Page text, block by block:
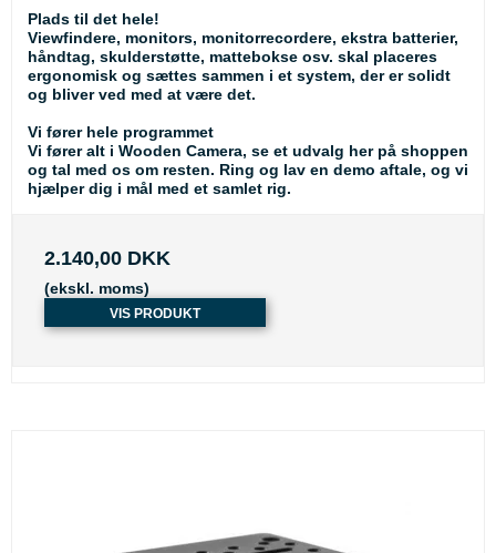
Plads til det hele!
Viewfindere, monitors, monitorrecordere, ekstra batterier,
håndtag, skulderstøtte, mattebokse osv. skal placeres
ergonomisk og sættes sammen i et system, der er solidt
og bliver ved med at være det.
Vi fører hele programmet
Vi fører alt i Wooden Camera, se et udvalg her på shoppen
og tal med os om resten. Ring og lav en demo aftale, og vi
hjælper dig i mål med et samlet rig.
2.140,00 DKK
(ekskl. moms)
VIS PRODUKT